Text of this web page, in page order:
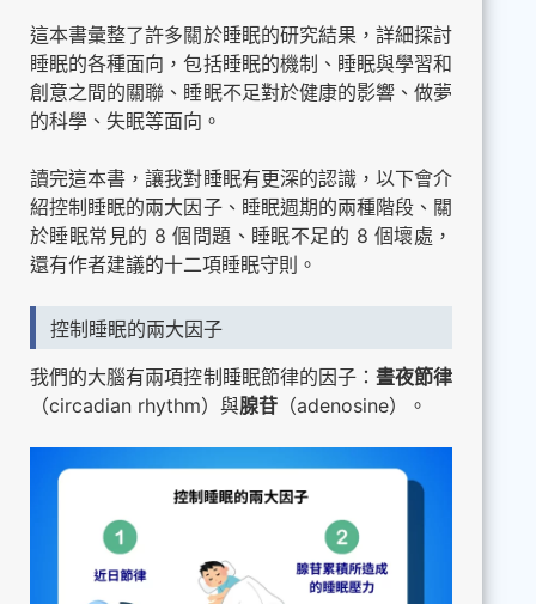
這本書彙整了許多關於睡眠的研究結果，詳細探討
睡眠的各種面向，包括睡眠的機制、睡眠與學習和
創意之間的關聯、睡眠不足對於健康的影響、做夢
的科學、失眠等面向。
讀完這本書，讓我對睡眠有更深的認識，以下會介
紹控制睡眠的兩大因子、睡眠週期的兩種階段、關
於睡眠常見的 8 個問題、睡眠不足的 8 個壞處，
還有作者建議的十二項睡眠守則。
控制睡眠的兩大因子
我們的大腦有兩項控制睡眠節律的因子：晝夜節律
（circadian rhythm）與腺苷 （adenosine）。